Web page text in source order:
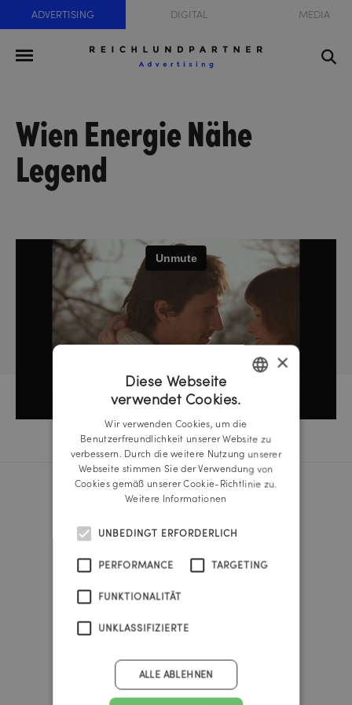
ADVERTISING DIGITAL MEDIA
Wien Energie Nähe
Legend
Reichl und Partner Linz
Promenade 25b
Tel.:+43 732 666 222
linz@reichlundpartner.at
A-1010 Wien
Tel.:+43 1 535 4838
vienna@reichlundpartner.at
GERMAN
×
Diese Webseite
verwendet Cookies.
Wir verwenden Cookies, um die
Benutzerfreundlichkeit unserer Website zu
verbessern. Durch die weitere Nutzung unserer
Webseite stimmen Sie der Verwendung von
Cookies gemäß unserer Cookie-Richtlinie zu.
Weitere Informationen
UNBEDINGT ERFORDERLICH
PERFORMANCE TARGETING
FUNKTIONALITÄT
UNKLASSIFIZIERTE
ALLE ABLEHNEN